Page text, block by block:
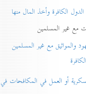
الكافرة وأخذ المال منها
غير المسلمين
مع غير المسلمين
أو العمل في المكافحات في